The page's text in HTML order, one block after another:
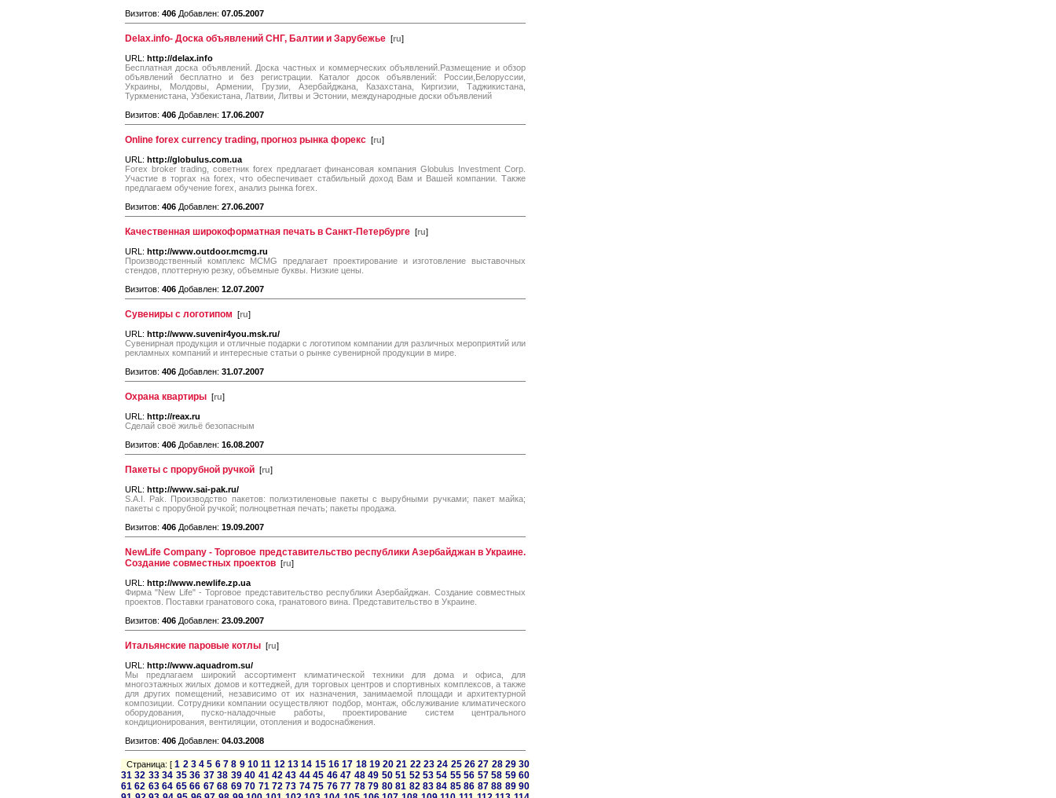
Визитов: 406 Добавлен: 07.05.2007
Delax.info- Доска объявлений СНГ, Балтии и Зарубежье [ru]
URL: http://delax.info
Бесплатная доска объявлений. Доска частных и коммерческих объявлений.Размещение и обзор
объявлений бесплатно и без регистрации. Каталог досок объявлений: России,Белоруссии,
Украины, Молдовы, Армении, Грузии, Азербайджана, Казахстана, Киргизии, Таджикистана,
Туркменистана, Узбекистана, Латвии, Литвы и Эстонии, международные доски объявлений
Визитов: 406 Добавлен: 17.06.2007
Online forex currency trading, прогноз рынка форекс [ru]
URL: http://globulus.com.ua
Forex broker trading, советник forex предлагает финансовая компания Globulus Investment Corp.
Участие в торгах на forex, что обеспечивает стабильный доход Вам и Вашей компании. Также
предлагаем обучение forex, анализ рынка forex.
Визитов: 406 Добавлен: 27.06.2007
Качественная широкоформатная печать в Санкт-Петербурге [ru]
URL: http://www.outdoor.mcmg.ru
Производственный комплекс MCMG предлагает проектирование и изготовление выставочных
стендов, плоттерную резку, объемные буквы. Низкие цены.
Визитов: 406 Добавлен: 12.07.2007
Сувениры с логотипом [ru]
URL: http://www.suvenir4you.msk.ru/
Сувенирная продукция и отличные подарки с логотипом компании для различных мероприятий или
рекламных компаний и интересные статьи о рынке сувенирной продукции в мире.
Визитов: 406 Добавлен: 31.07.2007
Охрана квартиры [ru]
URL: http://reax.ru
Сделай своё жильё безопасным
Визитов: 406 Добавлен: 16.08.2007
Пакеты с прорубной ручкой [ru]
URL: http://www.sai-pak.ru/
S.A.I. Pak. Производство пакетов: полиэтиленовые пакеты с вырубными ручками; пакет майка;
пакеты с прорубной ручкой; полноцветная печать; пакеты продажа.
Визитов: 406 Добавлен: 19.09.2007
NewLife Company - Торговое представительство республики Азербайджан в Украине.
Создание совместных проектов [ru]
URL: http://www.newlife.zp.ua
Фирма "New Life" - Торговое представительство республики Азербайджан. Создание совместных
проектов. Поставки гранатового сока, гранатового вина. Представительство в Украине.
Визитов: 406 Добавлен: 23.09.2007
Итальянские паровые котлы [ru]
URL: http://www.aquadrom.su/
Мы предлагаем широкий ассортимент климатической техники для дома и офиса, для
многоэтажных жилых домов и коттеджей, для торговых центров и спортивных комплексов, а также
для других помещений, независимо от их назначения, занимаемой площади и архитектурной
композиции. Сотрудники компании осуществляют подбор, монтаж, обслуживание климатического
оборудования, пуско-наладочные работы, проектирование систем центрального
кондиционирования, вентиляции, отопления и водоснабжения.
Визитов: 406 Добавлен: 04.03.2008
Страница: [1 2 3 4 5 6 7 8 9 10 11 12 13 14 15 16 17 18 19 20 21 22 23 24 25 26 27 28 29 30
31 32 33 34 35 36 37 38 39 40 41 42 43 44 45 46 47 48 49 50 51 52 53 54 55 56 57 58 59 60
61 62 63 64 65 66 67 68 69 70 71 72 73 74 75 76 77 78 79 80 81 82 83 84 85 86 87 88 89 90